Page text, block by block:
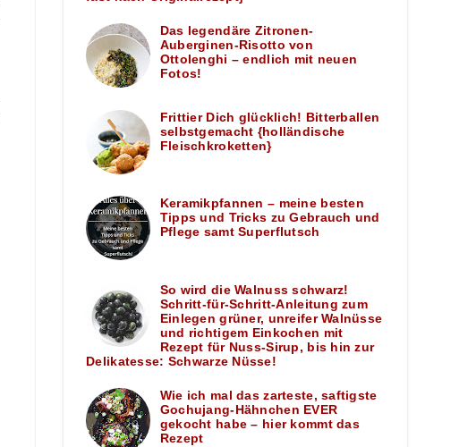
Das legendäre Zitronen-
Auberginen-Risotto von
Ottolenghi – endlich mit neuen
Fotos!
Frittier Dich glücklich! Bitterballen
selbstgemacht {holländische
Fleischkroketten}
Keramikpfannen – meine besten
Tipps und Tricks zu Gebrauch und
Pflege samt Superflutsch
So wird die Walnuss schwarz!
Schritt-für-Schritt-Anleitung zum
Einlegen grüner, unreifer Walnüsse
und richtigem Einkochen mit
Rezept für Nuss-Sirup, bis hin zur
Delikatesse: Schwarze Nüsse!
Wie ich mal das zarteste, saftigste
Gochujang-Hähnchen EVER
gekocht habe – hier kommt das
Rezept